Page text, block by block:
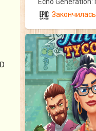
Закончилась